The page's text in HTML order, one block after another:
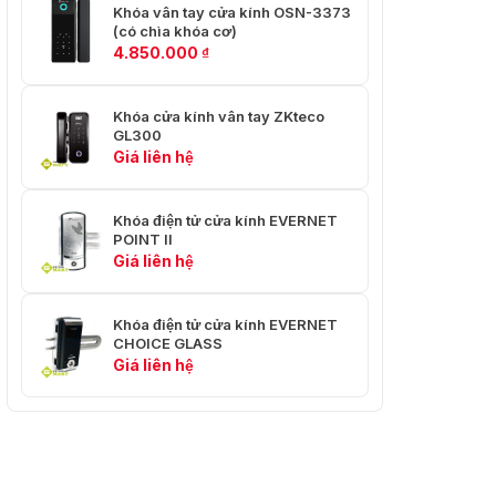
Khóa vân tay cửa kính OSN-3373
(có chìa khóa cơ)
4.850.000 ₫
Khóa cửa kính vân tay ZKteco
GL300
Giá liên hệ
Khóa điện tử cửa kính EVERNET
POINT II
Giá liên hệ
Khóa điện tử cửa kính EVERNET
CHOICE GLASS
Giá liên hệ